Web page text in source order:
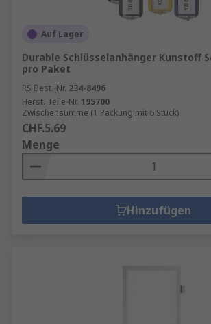
Auf Lager
Durable Schlüsselanhänger Kunstoff
pro Paket
RS Best.-Nr. 234-8496
Herst. Teile-Nr. 195700
Zwischensumme (1 Packung mit 6 Stück)
CHF.5.69
Menge
Hinzufügen